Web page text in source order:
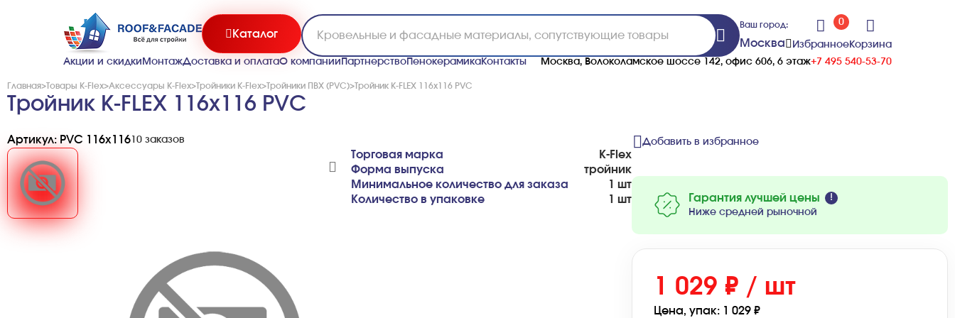
Каталог
Ваш город:
Москва
0
ИзбранноеКорзина
Акции и скидки МонтажДоставка и оплатаО компании ПартнерствоПенокерамикаКонтакты Москва, Волоколамское шоссе 142, офис 606, 6 этаж+7 495 540-53-70
Главная>Товары K-Flex>Аксессуары K-Flex>Тройники K-Flex>Тройники ПВХ (PVC)>Тройник K-FLEX 116x116 PVC
Тройник K-FLEX 116x116 PVC
Артикул: PVC 116x116 10 заказов
Торговая марка
K-Flex
Форма выпуска
тройник
Минимальное количество для заказа
1 шт
Количество в упаковке
1 шт
Добавить в избранное
Гарантия лучшей цены
Ниже средней рыночной
1 029 ₽ / шт
Цена, упак: 1 029 ₽